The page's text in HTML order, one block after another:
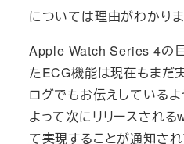
については理由がわかりま
Apple Watch Series 4の
たECG機能は現在もまだ
ログでもお伝えしている
よって次にリリースされ
て実現することが通知され